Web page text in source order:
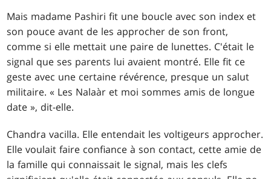
Mais madame Pashiri fit une boucle avec son index et
son pouce avant de les approcher de son front,
comme si elle mettait une paire de lunettes. C'était le
signal que ses parents lui avaient montré. Elle fit ce
geste avec une certaine révérence, presque un salut
militaire. « Les Nalaàr et moi sommes amis de longue
date », dit-elle.
Chandra vacilla. Elle entendait les voltigeurs approcher.
Elle voulait faire confiance à son contact, cette amie de
la famille qui connaissait le signal, mais les clefs